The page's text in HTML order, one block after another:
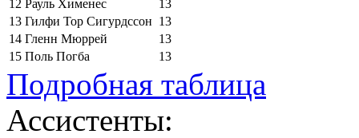
12 Рауль Хименес
13
13 Гилфи Тор Сигурдссон 13
14 Гленн Мюррей
13
15 Поль Погба 13
Подробная таблица
Ассистенты: